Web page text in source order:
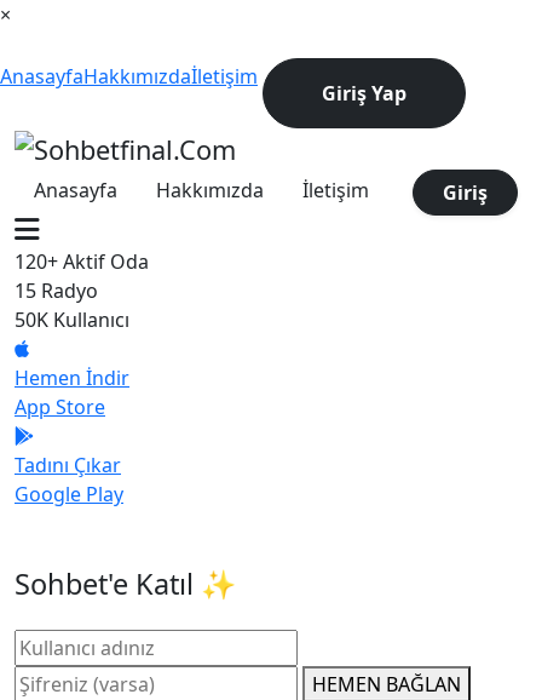
×
AnasayfaHakkımızdaİletişim
Giriş Yap
Anasayfa Hakkımızda İletişim Giriş
Sohbet'e Katıl ✨
HEMEN BAĞLAN
120+Aktif Oda
15 Radyo
50K Kullanıcı
Hemen İndir
App Store
Tadını Çıkar
Google Play